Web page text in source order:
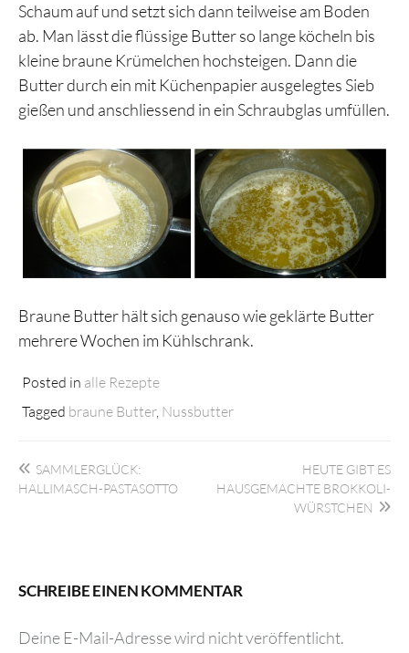
Schaum auf und setzt sich dann teilweise am Boden
ab. Man lässt die flüssige Butter so lange köcheln bis
kleine braune Krümelchen hochsteigen. Dann die
Butter durch ein mit Küchenpapier ausgelegtes Sieb
gießen und anschliessend in ein Schraubglas umfüllen.
Braune Butter hält sich genauso wie geklärte Butter
mehrere Wochen im Kühlschrank.
Posted in alle Rezepte
Tagged braune Butter, Nussbutter
Beitragsnavigation
SAMMLERGLÜCK:
HALLIMASCH-PASTASOTTO
HEUTE GIBT ES
HAUSGEMACHTE BROKKOLI-
WÜRSTCHEN
SCHREIBE EINEN KOMMENTAR
Deine E-Mail-Adresse wird nicht veröffentlicht.